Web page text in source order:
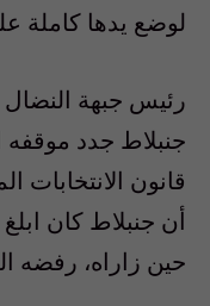
لوضع يدها كاملة
رئيس جبهة النضال
جنبلاط جدد موقفه
قانون الانتخابات
أن جنبلاط كان ابلغ
حين زاراه، رفضه